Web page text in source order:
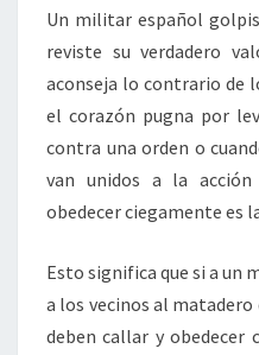
Un militar español
reviste su verdadero
aconseja lo contrario de
el corazón pugna por
contra una orden o
van unidos a la
obedecer ciegamente es
Esto significa que si a un
a los vecinos al
deben callar y obedecer